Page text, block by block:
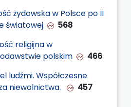
żydowska w Polsce po II
światowej
568
religijna w
polskim
466
ludźmi. Współczesne
niewolnictwa.
457